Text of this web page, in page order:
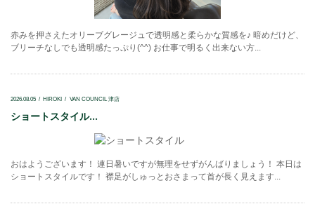
赤みを押さえたオリーブグレージュで透明感と柔らかな質感を♪ 暗めだけど、
ブリーチなしでも透明感たっぷり(^^) お仕事で明るく出来ない方...
2026.08.05 HIROKI VAN COUNCIL 津店
ショートスタイル...
おはようございます！ 連日暑いですが無理をせずがんばりましょう！ 本日は
ショートスタイルです！ 襟足がしゅっとおさまって首が長く見えます...